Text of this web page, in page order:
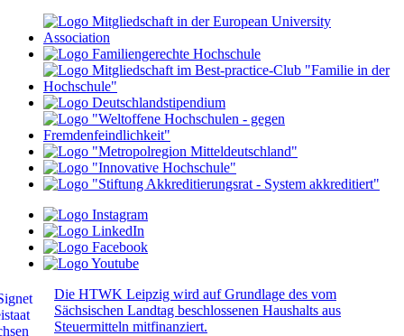
Die HTWK Leipzig wird auf Grundlage des vom
Sächsischen Landtag beschlossenen Haushalts aus
Steuermitteln mitfinanziert.